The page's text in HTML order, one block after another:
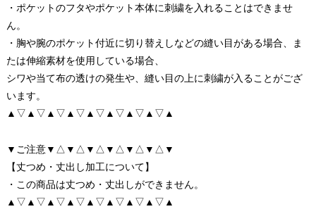
・ポケットのフタやポケット本体に刺繍を入れることはできませ
ん。
・胸や腕のポケット付近に切り替えしなどの縫い目がある場合、ま
たは伸縮素材を使用している場合、
シワや当て布の透けの発生や、縫い目の上に刺繍が入ることがござ
います。
▲▽▲▽▲▽▲▽▲▽▲▽▲▽▲▽▲
▼ご注意▼△▼△▼△▼△▼△▼△▼
【丈つめ・丈出し加工について】
・この商品は丈つめ・丈出しができません。
▲▽▲▽▲▽▲▽▲▽▲▽▲▽▲▽▲